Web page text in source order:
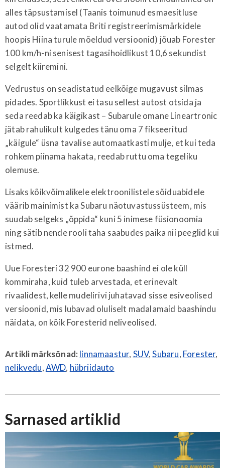
alles täpsustamisel (Taanis toimunud esmaesitluse
autod olid vaatamata Briti registreerimismärkidele
hoopis Hiina turule mõeldud versioonid) jõuab Forester
100 km/h-ni senisest tagasihoidlikust 10,6 sekundist
selgelt kiiremini.
Vedrustus on seadistatud eelkõige mugavust silmas
pidades. Sportlikkust ei tasu sellest autost otsida ja
seda reedab ka käigikast – Subarule omane Lineartronic
jätab rahulikult kulgedes tänu oma 7 fikseeritud
„käigule“ üsna tavalise automaatkasti mulje, et kui teda
rohkem piinama hakata, reedab ruttu oma tegeliku
olemuse.
Lisaks kõikvõimalikele elektroonilistele sõiduabidele
väärib mainimist ka Subaru näotuvastussüsteem, mis
suudab selgeks „õppida“ kuni 5 inimese füsionoomia
ning sätib nende rooli taha saabudes paika nii peeglid kui
istmed.
Uue Foresteri 32 900 eurone baashind ei ole küll
kommiraha, kuid tuleb arvestada, et erinevalt
rivaalidest, kelle mudelirivi juhatavad sisse esiveolised
versioonid, mis lubavad oluliselt madalamaid baashindu
näidata, on kõik Foresterid neliveolised.
Artikli märksõnad: linnamaastur, SUV,Subaru, Forester,
nelikvedu,AWD, hübriidauto
Sarnased artiklid